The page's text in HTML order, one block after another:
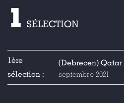
1 SÉLECTION
1ère
sélection :
(Debrecen) Qatar
septembre 2021